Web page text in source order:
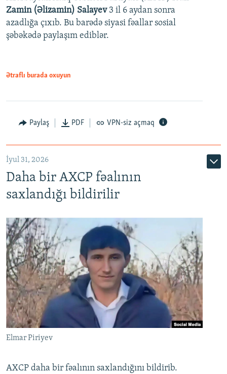
Zamin (Əlizamin) Salayev 3 il 6 aydan sonra
azadlığa çıxıb. Bu barədə siyasi fəallar sosial
şəbəkədə paylaşım ediblər.
Ətraflı burada oxuyun
Paylaş PDF VPN-siz açmaq
İyul 31, 2026
Daha bir AXCP fəalının
saxlandığı bildirilir
Elmar Piriyev
AXCP daha bir fəalının saxlandığını bildirib.